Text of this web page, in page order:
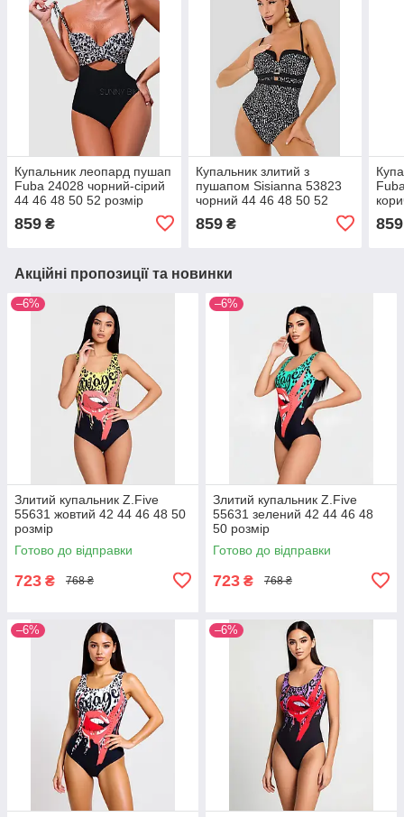
Купальник леопард пушап
Fuba 24028 чорний-сірий
44 46 48 50 52 розмір
859 ₴
Купальник злитий з
пушапом Sisianna 53823
чорний 44 46 48 50 52
859₴ 859
Акційні пропозиції та новинки
–6%
Злитий купальник Z.Five
55631 жовтий 42 44 46 48 50
розмір
Готово до відправки
723 ₴ 768 ₴
–6%
Злитий купальник Z.Five
55631 зелений 42 44 46 48
50 розмір
Готово до відправки
723 ₴ 768 ₴
–6% –6%